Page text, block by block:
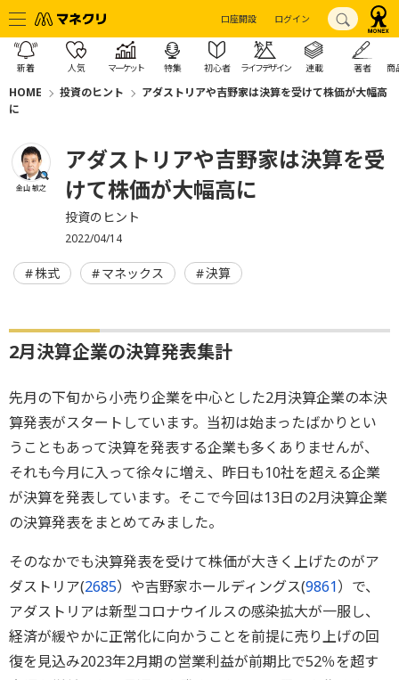
口座開設 ログイン
新着 人気 マーケット 特集 初心者 ライフデザイン 連載 著者 商
HOME 投資のヒント
アダストリアや吉野家は決算を受けて株価が大幅高
に
金山 敏之
アダストリアや吉野家は決算を受
けて株価が大幅高に
投資のヒント
2022/04/14
株式 マネックス 決算
2月決算企業の決算発表集計
先月の下旬から小売り企業を中心とした2月決算企業の本決
算発表がスタートしています。当初は始まったばかりとい
うこともあって決算を発表する企業も多くありませんが、
それも今月に入って徐々に増え、昨日も10社を超える企業
が決算を発表しています。そこで今回は13日の2月決算企業
の決算発表をまとめてみました。
そのなかでも決算発表を受けて株価が大きく上げたのがア
ダストリア(2685）や吉野家ホールディングス(9861）で、
アダストリアは新型コロナウイルスの感染拡大が一服し、
経済が緩やかに正常化に向かうことを前提に売り上げの回
復を見込み2023年2月期の営業利益が前期比で52％を超す